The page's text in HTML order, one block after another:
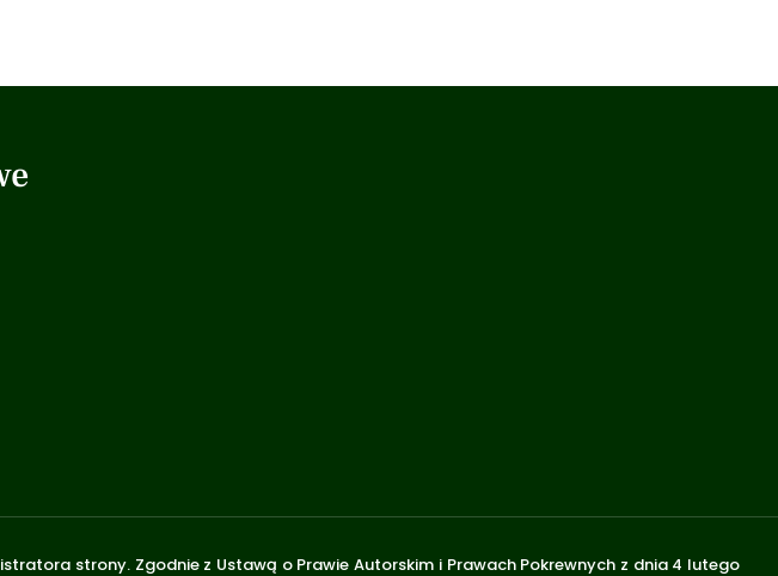
strony. Zgodnie z Ustawą o Prawie Autorskim i Prawach Pokrewnych z dnia 4 lutego